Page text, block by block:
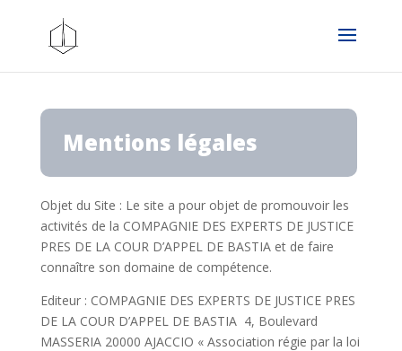
Mentions légales
Objet du Site : Le site a pour objet de promouvoir les
activités de la COMPAGNIE DES EXPERTS DE JUSTICE
PRES DE LA COUR D’APPEL DE BASTIA et de faire
connaître son domaine de compétence.
Editeur : COMPAGNIE DES EXPERTS DE JUSTICE PRES
DE LA COUR D’APPEL DE BASTIA 4, Boulevard
MASSERIA 20000 AJACCIO « Association régie par la loi